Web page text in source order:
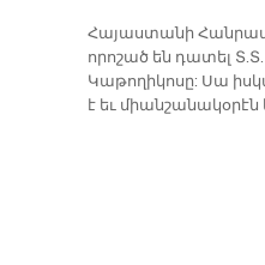
​Հայաստանի
որոշած են դատել
Կաթողիկոսը: Սա
է եւ միանշանակօրէն